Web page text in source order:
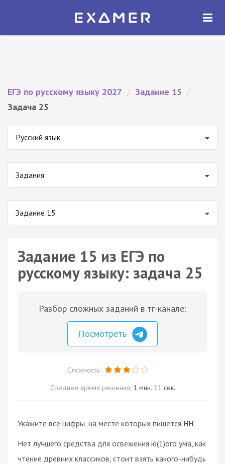
Экзамер — ЕГЭ 2027
ОТКРЫТЬ
ЕГЭ по русскому языку 2027 / Задание 15 /
Задача 25
Русский язык
Задания
Задание 15
Задание 15 из ЕГЭ по
русскому языку: задача 25
Разбор сложных заданий в тг-канале:
Посмотреть
Сложность:
Среднее время решения: 1 мин. 11 сек.
Укажите все цифры, на месте которых пишется НН.
Нет лучшего средства для освежения ю(1)ого ума, как
чтение древних классиков, стоит взять какого-нибудь